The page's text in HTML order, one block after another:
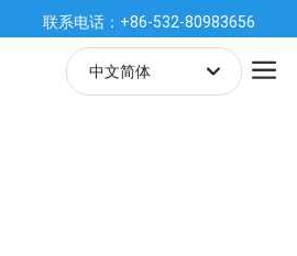
联系电话：+86-532-80983656
中文简体